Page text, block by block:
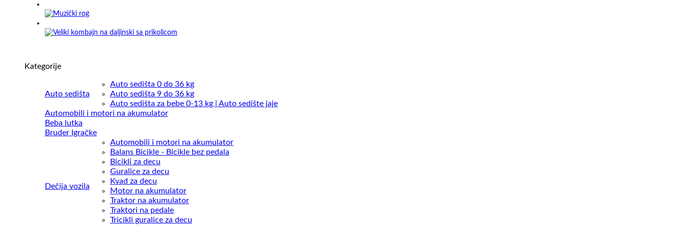
Kategorije
Auto sedišta
Auto sedišta 0 do 36 kg
Auto sedišta 9 do 36 kg
Auto sedišta za bebe 0-13 kg | Auto sedište jaje
Automobili i motori na akumulator
Beba lutka
Bruder Igračke
Dečija vozila
Automobili i motori na akumulator
Balans Bicikle - Bicikle bez pedala
Bicikli za decu
Guralice za decu
Kvad za decu
Motor na akumulator
Traktor na akumulator
Traktori na pedale
Tricikli guralice za decu